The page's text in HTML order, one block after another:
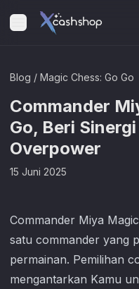
Blog / Magic Chess: Go Go
Commander
Go, Beri
Overpower
15 Juni 2025
Commander Miya
satu commander yang
permainan. Pemilihan
mengantarkan Kamu